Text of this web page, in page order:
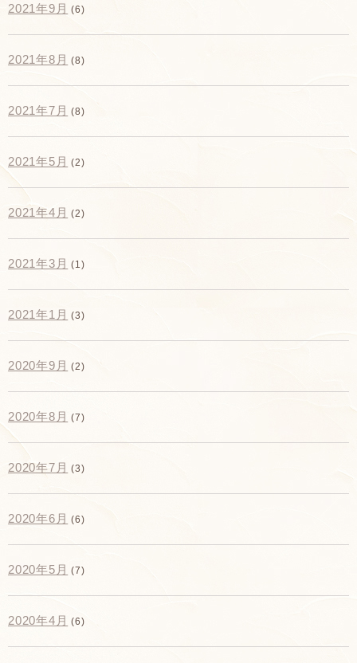
2021年9月 (6)
2021年8月 (8)
2021年7月 (8)
2021年5月 (2)
2021年4月 (2)
2021年3月 (1)
2021年1月 (3)
2020年9月 (2)
2020年8月 (7)
2020年7月 (3)
2020年6月 (6)
2020年5月 (7)
2020年4月 (6)